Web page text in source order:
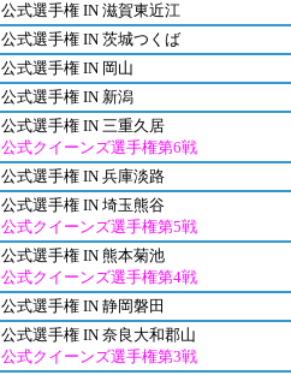
公式選手権 IN 滋賀東近江
公式選手権 IN 茨城つくば
公式選手権 IN 岡山
公式選手権 IN 新潟
公式選手権 IN 三重久居
公式クイーンズ選手権第6戦
公式選手権 IN 兵庫淡路
公式選手権 IN 埼玉熊谷
公式クイーンズ選手権第5戦
公式選手権 IN 熊本菊池
公式クイーンズ選手権第4戦
公式選手権 IN 静岡磐田
公式選手権 IN 奈良大和郡山
公式クイーンズ選手権第3戦